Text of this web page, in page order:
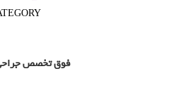
فوق تخصص